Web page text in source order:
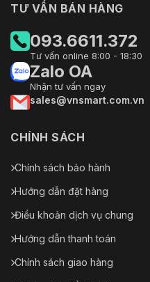
TƯ VẤN BÁN HÀNG
093.6611.372
Tư vấn online 8:00 - 18:30
Zalo OA
Nhận tư vấn ngay
sales@vnsmart.com.vn
CHÍNH SÁCH
Chính sách bảo hành
Hướng dẫn đặt hàng
Điều khoản dịch vụ chung
Hướng dẫn thanh toán
Chính sách giao hàng